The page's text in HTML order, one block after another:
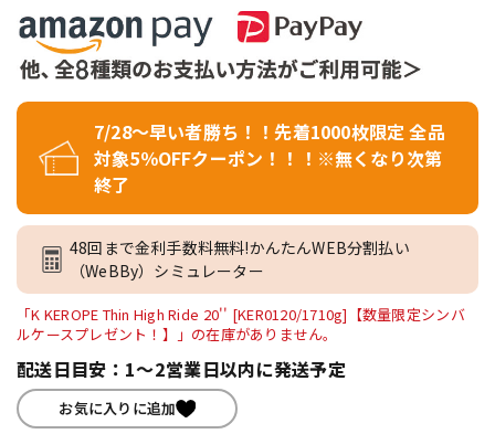
7/28～早い者勝ち！！先着1000枚限定 全品
対象5％OFFクーポン！！！※無くなり次第
終了
48回まで金利手数料無料!かんたんWEB分割払い
（WeBBy）シミュレーター
「K KEROPE Thin High Ride 20'' [KER0120/1710g]【数量限定シンバ
ルケースプレゼント！】」の在庫がありません。
配送日目安：1～2営業日以内に発送予定
お気に入りに追加